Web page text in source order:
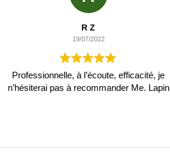
R Z
19/07/2022
Professionnelle, à l’écoute, efficacité, je
n’hésiterai pas à recommander Me. Lapin